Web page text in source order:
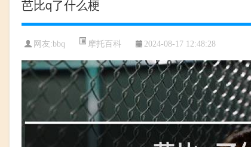
芭比q了什么梗
网友:bbq 摩托百科 2024-08-17 12:48:28